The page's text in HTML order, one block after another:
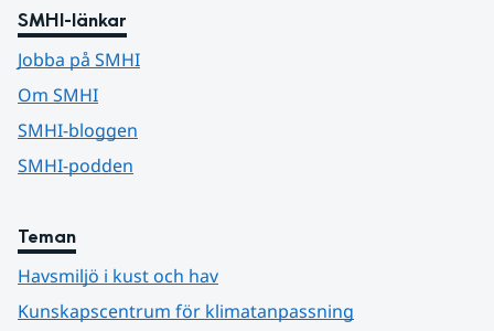
SMHI-länkar
Jobba på SMHI
Om SMHI
SMHI-bloggen
SMHI-podden
Teman
Havsmiljö i kust och hav
Kunskapscentrum för klimatanpassning